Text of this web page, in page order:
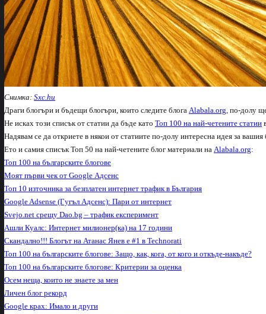
Снимка: Sxc.hu
Драги блогъри и бъдещи блогъри, които следите блога Alabala.org, по-долу
Не исках този списък от статии да бъде като Топ 100 на най-четените статии
Надявам се да откриете в някои от статиите по-долу интересна идея за
Ето и самия списък Топ 50 на най-четените блог материали на Alabala.org:
Топ 100 на българските блогове
Моят първи чек от Google Адсенс
Топ 10 източника за безплатен интернет трафик в България
Google Adsense (Гугъл Адсенс): Пари от интернет
Svejo.net срещу Dao.bg – трафик експеримент
Ашли Куалс: Интернет милионер(ка) на 17 години
Скандално!!! Блогът на Атанас Янев е #1 в Technorati
Топ 100 на българските блогове: Защо, как, кога, от кого и откъде-накъде?
Топ 100 на българските блогове: Критерии за оценка
Осем неща, които не знаете за мен
Личен блог рекорд
Google крах: Имало и други